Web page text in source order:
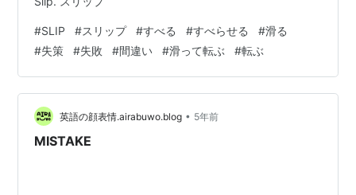
#SLIP #スリップ #すべる #すべらせる #滑る
#失策 #失敗 #間違い #滑って転ぶ #転ぶ
英語の顔表情.airabuwo.blog • 5年前
MISTAKE